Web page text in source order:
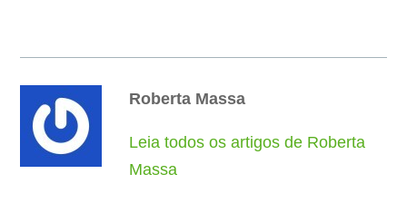
Roberta Massa
Leia todos os artigos de Roberta
Massa